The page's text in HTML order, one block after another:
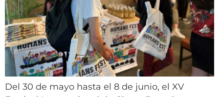
Del 30 de mayo hasta el 8 de junio, el XV